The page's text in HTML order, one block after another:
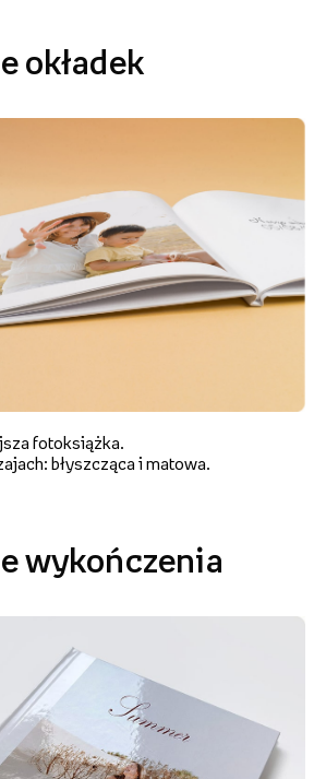
okładek
fotoksiążka.
błyszcząca i matowa.
wykończenia